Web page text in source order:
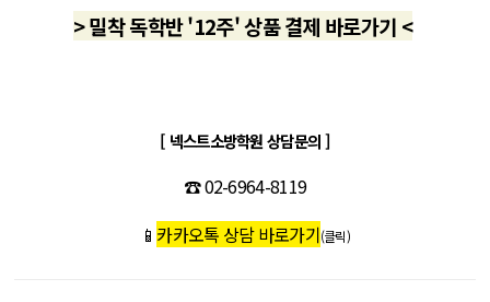
> 밀착 독학반 '12주' 상품 결제 바로가기 <
[ 넥스트소방학원 상담문의 ]
☎️​02-6964-8119
📱 카카오톡 상담 바로가기(클릭)